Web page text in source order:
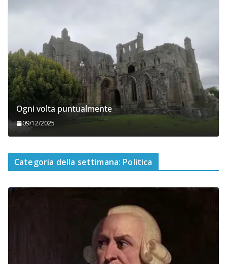
Ogni volta puntualmente
09/12/2025
Categoria della settimana: Politica